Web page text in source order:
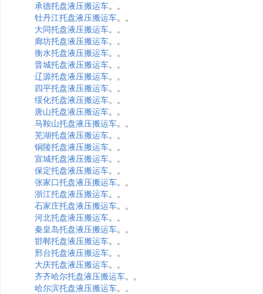
承德托盘液压搬运车。。
牡丹江托盘液压搬运车。。
大同托盘液压搬运车。。
廊坊托盘液压搬运车。。
衡水托盘液压搬运车。。
晋城托盘液压搬运车。。
辽源托盘液压搬运车。。
四平托盘液压搬运车。。
绥化托盘液压搬运车。。
唐山托盘液压搬运车。。
马鞍山托盘液压搬运车。。
芜湖托盘液压搬运车。。
铜陵托盘液压搬运车。。
宣城托盘液压搬运车。。
保定托盘液压搬运车。。
张家口托盘液压搬运车。。
浙江托盘液压搬运车。。
石家庄托盘液压搬运车。。
河北托盘液压搬运车。。
秦皇岛托盘液压搬运车。。
邯郸托盘液压搬运车。。
邢台托盘液压搬运车。。
大庆托盘液压搬运车。。
齐齐哈尔托盘液压搬运车。。
哈尔滨托盘液压搬运车。。